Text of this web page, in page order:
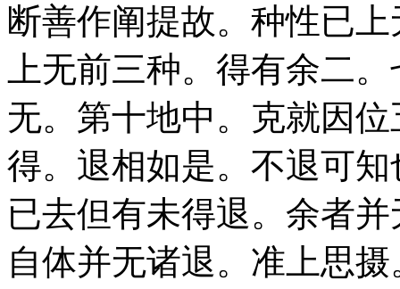
断善作阐提故。种性已
上无前三种。得有余二
无。第十地中。克就因
得。退相如是。不退可
已去但有未得退。余者
自体并无诸退。准上思